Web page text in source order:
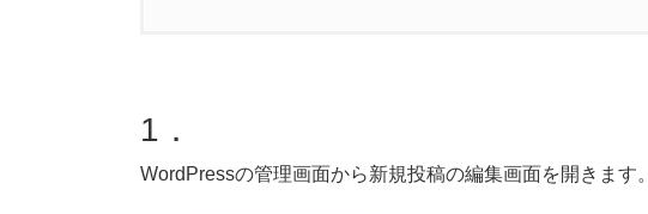
3.1. 段落の追加
1．
WordPressの管理画面から新規投稿の編集画面を開きます。